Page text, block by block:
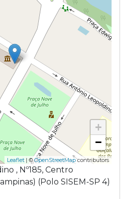
+
−
Leaflet | ©OpenStreetMapcontributors
, Nº185, Centro
) (Polo SISEM-SP 4)